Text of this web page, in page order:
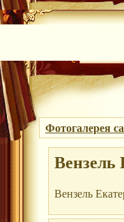
Фотогалерея
Вензель
Вензель